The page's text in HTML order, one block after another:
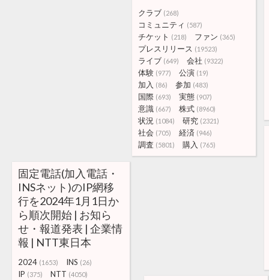
クラブ (268)
コミュニティ (587)
チケット (218) ファン (365)
プレスリリース (19523)
ライブ (649) 会社 (9322)
体験 (977) 公演 (19)
加入 (86) 参加 (483)
国際 (693) 実態 (907)
意識 (667) 株式 (8960)
状況 (1084) 研究 (2321)
社会 (705) 経済 (946)
調査 (5801) 購入 (765)
固定電話(加入電話・
INSネット)のIP網移
行を2024年1月1日か
ら順次開始 | お知ら
せ・報道発表 | 企業情
報 | NTT東日本
2024 (1653) INS (26)
IP (375) NTT (4050)